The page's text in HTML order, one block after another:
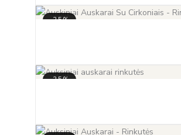
-35%
-35%